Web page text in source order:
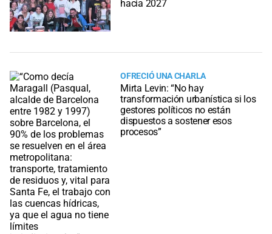
hacia 2027
OFRECIÓ UNA CHARLA
Mirta Levin: “No hay
transformación urbanística si los
gestores políticos no están
dispuestos a sostener esos
procesos”